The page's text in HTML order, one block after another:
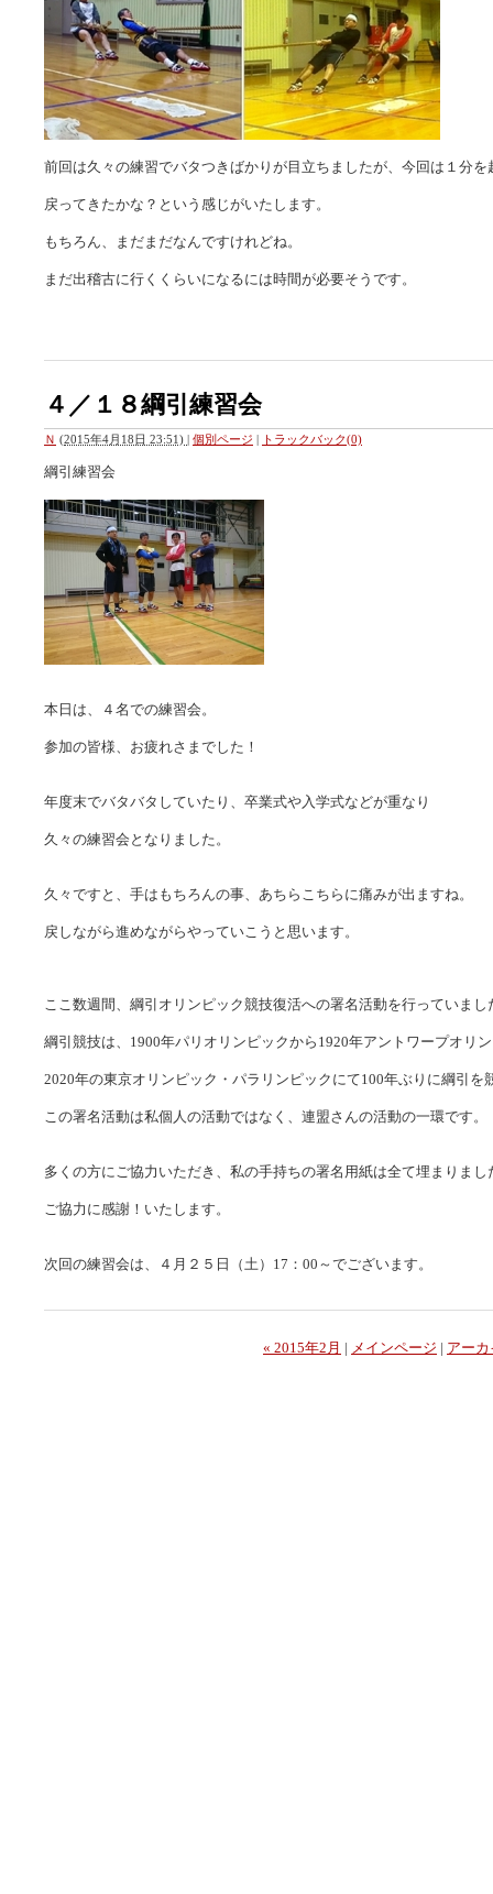
前回は久々の練習でバタつきばかりが目立ちましたが、今回は１分
戻ってきたかな？という感じがいたします。
もちろん、まだまだなんですけれどね。
まだ出稽古に行くくらいになるには時間が必要そうです。
４／１８綱引練習会
Ｎ (2015年4月18日 23:51) | 個別ページ | トラックバック(0)
綱引練習会
本日は、４名での練習会。
参加の皆様、お疲れさまでした！
年度末でバタバタしていたり、卒業式や入学式などが重なり
久々の練習会となりました。
久々ですと、手はもちろんの事、あちらこちらに痛みが出ますね。
戻しながら進めながらやっていこうと思います。
ここ数週間、綱引オリンピック競技復活への署名活動を行っていまし
綱引競技は、1900年パリオリンピックから1920年アントワープオリ
2020年の東京オリンピック・パラリンピックにて100年ぶりに綱引
この署名活動は私個人の活動ではなく、連盟さんの活動の一環です。
多くの方にご協力いただき、私の手持ちの署名用紙は全て埋まりまし
ご協力に感謝！いたします。
次回の練習会は、４月２５日（土）17：00～でございます。
« 2015年2月 | メインページ | アー